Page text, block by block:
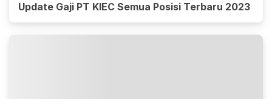
Update Gaji PT KIEC Semua Posisi Terbaru 2023